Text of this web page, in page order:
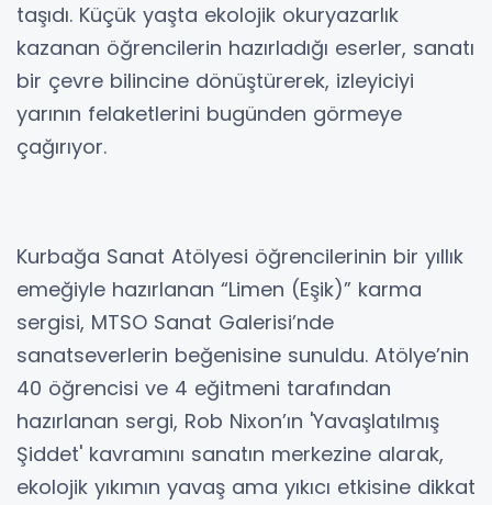
taşıdı. Küçük yaşta ekolojik okuryazarlık
kazanan öğrencilerin hazırladığı eserler, sanatı
bir çevre bilincine dönüştürerek, izleyiciyi
yarının felaketlerini bugünden görmeye
çağırıyor.
Kurbağa Sanat Atölyesi öğrencilerinin bir yıllık
emeğiyle hazırlanan “Limen (Eşik)” karma
sergisi, MTSO Sanat Galerisi’nde
sanatseverlerin beğenisine sunuldu. Atölye’nin
40 öğrencisi ve 4 eğitmeni tarafından
hazırlanan sergi, Rob Nixon’ın 'Yavaşlatılmış
Şiddet' kavramını sanatın merkezine alarak,
ekolojik yıkımın yavaş ama yıkıcı etkisine dikkat